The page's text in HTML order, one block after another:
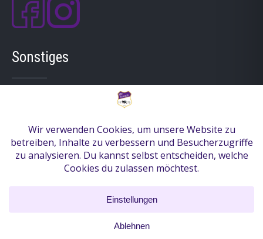
Sonstiges
Anfahrt
Kontakt